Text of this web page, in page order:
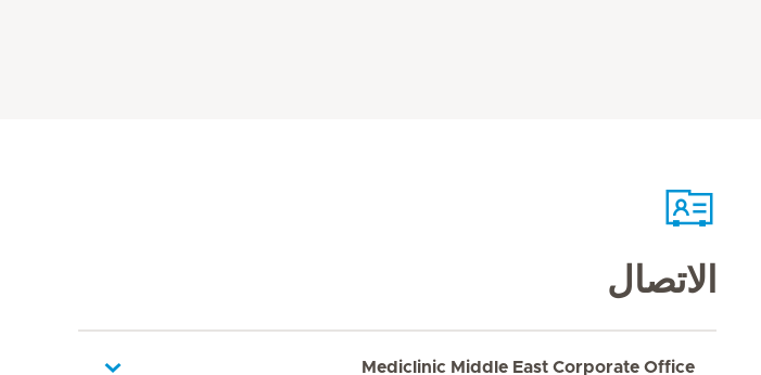
الاتصال
Mediclinic Middle East Corporate Office